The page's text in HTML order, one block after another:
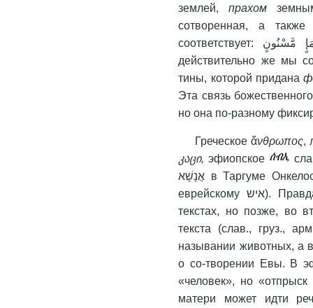
землей,прахом
сотворенная, а
соответствует: وَلَقَدْ خَلَقْنَا الإِنسَانَ مِن صَلْصَالٍ مِّنْ حَمَإٍ مَّسْنُونٍ – «И
действительно же мы
тины, которой придана
Эта связь
но она по-разному
Греческое ἄνθρωπος,
კაცი, эфиопское
אֲנָשָׁא в Таргуме Онкелоса и арабское انسان (очевидно родственные
еврейскому איש). Правда, само имя Адама все-таки встречается в
текстах, но позже, во
текста (слав., груз.,
назывании животных, а
о со-творении Евы. В
«человек», но
матери может идти